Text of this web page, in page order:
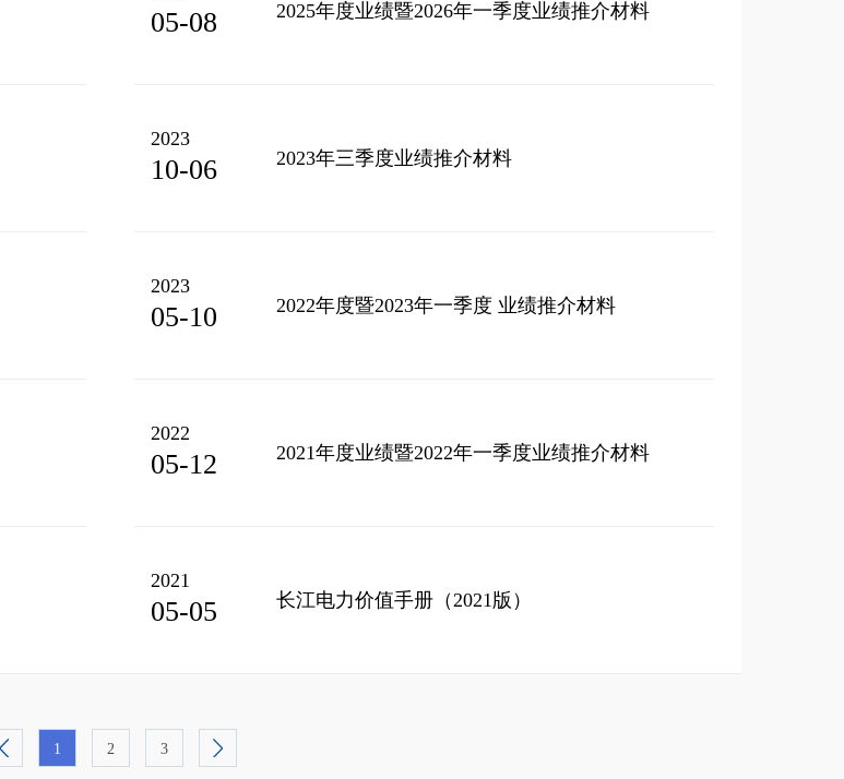
2025年度业绩暨2026年一季度业绩推介材料
05-08
2023年三季度业绩推介材料
2023
10-06
2022年度暨2023年一季度 业绩推介材料
2023
05-10
2021年度业绩暨2022年一季度业绩推介材料
2022
05-12
长江电力价值手册（2021版）
2021
05-05
1 2 3